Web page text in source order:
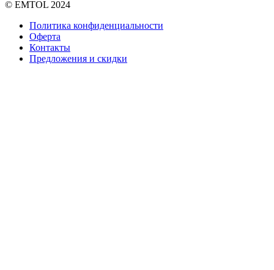
© EMTOL 2024
Политика конфиденциальности
Оферта
Контакты
Предложения и скидки